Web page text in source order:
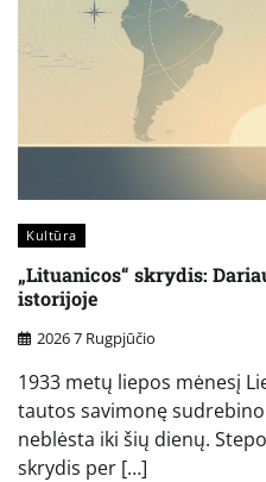
Kultūra
„Lituanicos“ skrydis:
istorijoje
2026 7 Rugpjūčio
1933 metų liepos mėnesį
tautos savimonę
neblėsta iki šių dienų.
skrydis per […]